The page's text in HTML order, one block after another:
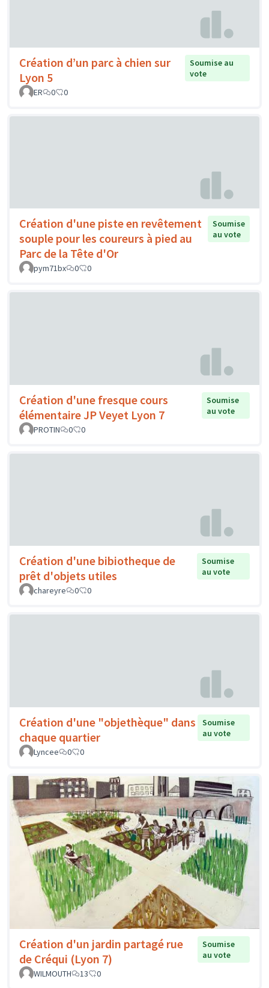
Création d’un parc à chien sur
Lyon 5
Soumise au
vote
ER
0 0
Création d'une piste en revêtement
souple pour les coureurs à pied au
Parc de la Tête d'Or
Soumise
au vote
pym71bx 0 0
Création d'une fresque cours
élémentaire JP Veyet Lyon 7
Soumise
au vote
PROTIN
0 0
Création d'une bibiotheque de
prêt d'objets utiles
Soumise
au vote
chareyre
0 0
Création d'une "objethèque" dans
chaque quartier
Soumise
au vote
Lyncee
0 0
Création d'un jardin partagé rue
de Créqui (Lyon 7)
Soumise
au vote
WILMOUTH
13 0